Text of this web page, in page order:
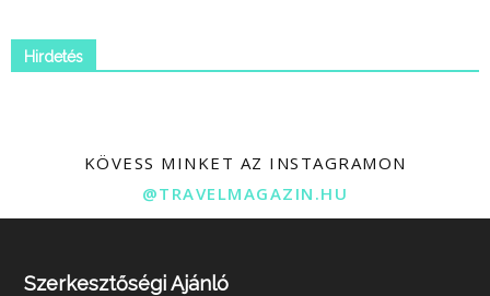
Hirdetés
KÖVESS MINKET AZ INSTAGRAMON
@TRAVELMAGAZIN.HU
Szerkesztőségi Ajánló